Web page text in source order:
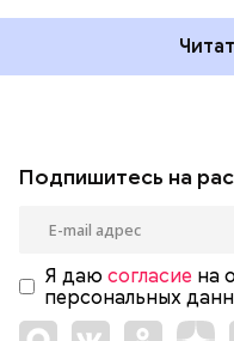
Подпишитесь на
Я даю согласие на
персональных